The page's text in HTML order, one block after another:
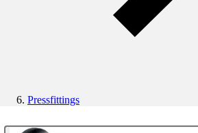
Pressfittings